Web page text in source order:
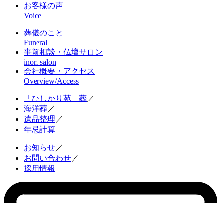
お客様の声
Voice
葬儀のこと
Funeral
事前相談・仏壇サロン
inori salon
会社概要・アクセス
Overview/Access
「ひしかり苑」葬／
海洋葬／
遺品整理 ／
年忌計算
お知らせ／
お問い合わせ／
採用情報